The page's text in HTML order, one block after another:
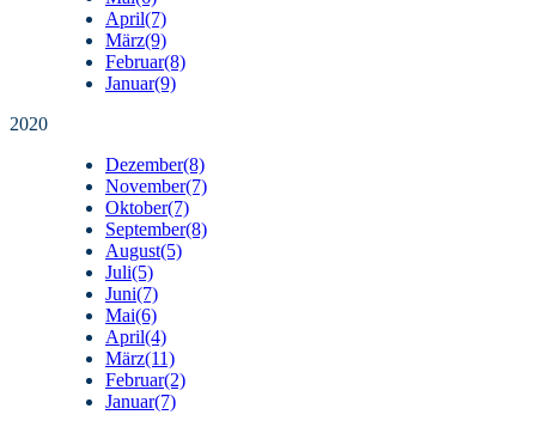
April(7)
März(9)
Februar(8)
Januar(9)
2020
Dezember(8)
November(7)
Oktober(7)
September(8)
August(5)
Juli(5)
Juni(7)
Mai(6)
April(4)
März(11)
Februar(2)
Januar(7)